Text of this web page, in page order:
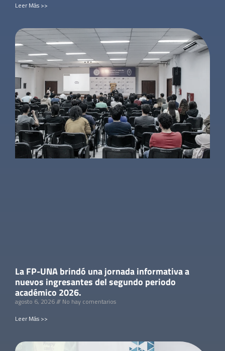
Leer Más >>
La FP-UNA brindó una jornada informativa a
nuevos ingresantes del segundo periodo
académico 2026.
agosto 6, 2026
No hay comentarios
Leer Más >>